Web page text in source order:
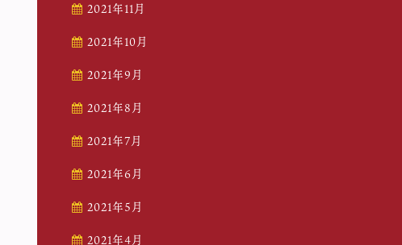
2021年11月
2021年10月
2021年9月
2021年8月
2021年7月
2021年6月
2021年5月
2021年4月